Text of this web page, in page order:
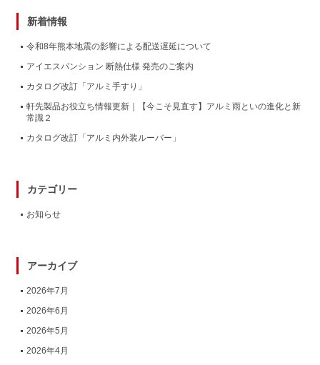
新着情報
令和8年熊本地震の影響による配送遅延について
アイエスパンション 断熱仕様 発売のご案内
カタログ改訂「アルミ手すり」
軒先製品お役立ち情報更新｜【今こそ見直す】アルミ雨といの進化と新
常識２
カタログ改訂「アルミ内外装ルーバー」
カテゴリー
お知らせ
アーカイブ
2026年7月
2026年6月
2026年5月
2026年4月